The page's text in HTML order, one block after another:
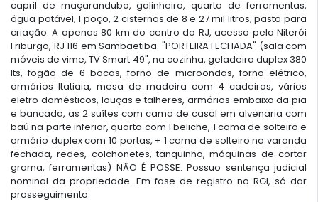
capril de maçaranduba, galinheiro, quarto de ferramentas,
água potável, 1 poço, 2 cisternas de 8 e 27 mil litros, pasto para
criação. A apenas 80 km do centro do RJ, acesso pela Niterói
Friburgo, RJ 116 em Sambaetiba. "PORTEIRA FECHADA" (sala com
móveis de vime, TV Smart 49", na cozinha, geladeira duplex 380
lts, fogão de 6 bocas, forno de microondas, forno elétrico,
armários Itatiaia, mesa de madeira com 4 cadeiras, vários
eletro domésticos, louças e talheres, armários embaixo da pia
e bancada, as 2 suítes com cama de casal em alvenaria com
baú na parte inferior, quarto com 1 beliche, 1 cama de solteiro e
armário duplex com 10 portas, + 1 cama de solteiro na varanda
fechada, redes, colchonetes, tanquinho, máquinas de cortar
grama, ferramentas) NÃO É POSSE. Possuo sentença judicial
nominal da propriedade. Em fase de registro no RGI, só dar
prosseguimento.